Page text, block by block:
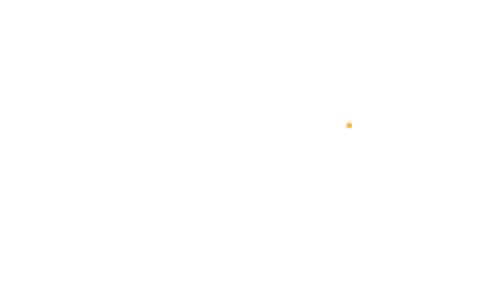
Программный ремонт/прошивка